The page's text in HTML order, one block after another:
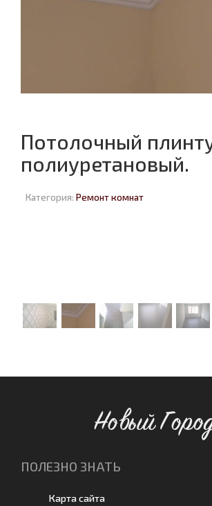
Потолочный
полиуретановый.
Категория: Ремонт комнат
Новый
ПОЛЕЗНО ЗНАТЬ
Карта сайта